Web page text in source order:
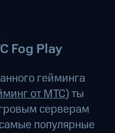
Fog Play
гейминга
от МТС) ты
серверам
популярные